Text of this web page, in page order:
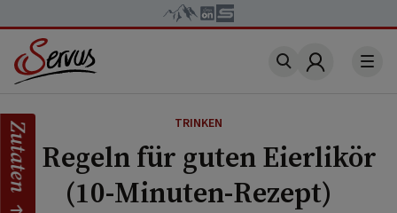
Account
TRINKEN
5 Regeln für guten Eierlikör
(10-Minuten-Rezept)
Zutaten